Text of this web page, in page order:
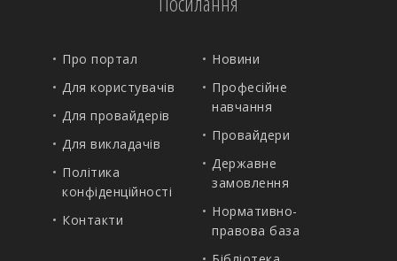
Про портал
Для користувачів
Для провайдерів
Для викладачів
Політика
конфіденційності
Контакти
Новини
Професійне
навчання
Провайдери
Державне
замовлення
Нормативно-
правова база